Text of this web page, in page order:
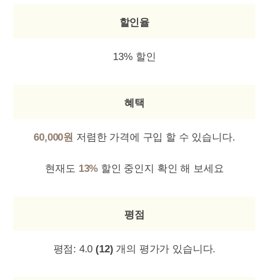
할인율
13% 할인
혜택
60,000원 저렴한 가격에 구입 할 수 있습니다.
현재도 13% 할인 중인지 확인 해 보세요
평점
평점: 4.0 (12) 개의 평가가 있습니다.